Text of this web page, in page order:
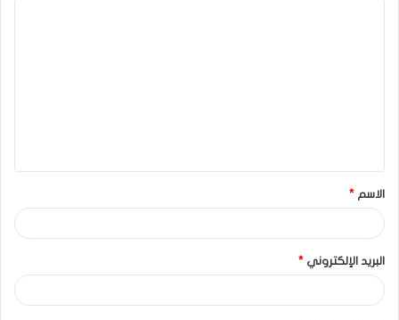
الاسم *
البريد الإلكتروني *